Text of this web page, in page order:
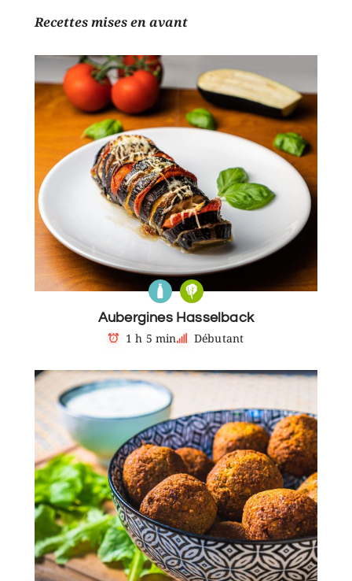
Recettes mises en avant
Aubergines Hasselback
1 h 5 min
Débutant